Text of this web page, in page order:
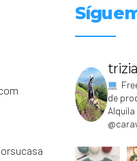
de